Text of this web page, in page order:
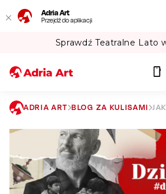
Adria Art
Przejdź do aplikacji
Sprawdź Teatralne Lato
Szukaj
ADRIA ART BLOG ZA KULISAMI